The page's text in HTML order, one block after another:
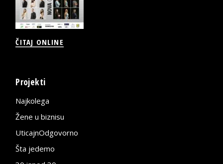
ČITAJ ONLINE
Projekti
Najkolega
Žene u biznisu
UticajnOdgovorno
Šta jedemo